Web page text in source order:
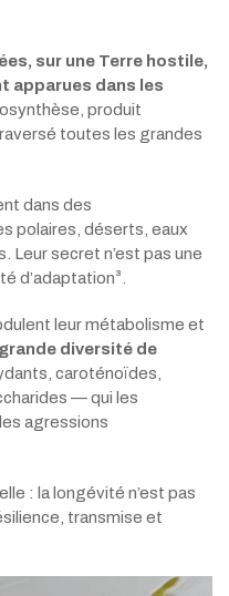
sur une Terre hostile,
apparues dans les
produit
toutes les grandes
dans des
polaires, déserts, eaux
Leur secret n’est pas une
d’adaptation³.
leur métabolisme et
diversité de
caroténoïdes,
— qui les
agressions
: la longévité n’est pas
transmise et